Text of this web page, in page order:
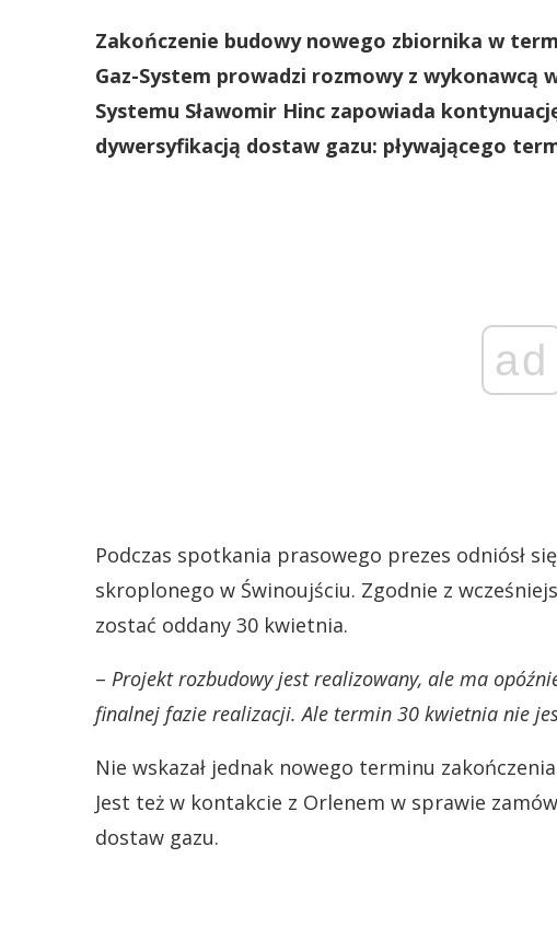
Zakończenie budowy nowego zbiornika w
Gaz-System prowadzi rozmowy z wykonawcą
Systemu Sławomir Hinc zapowiada
dywersyfikacją dostaw gazu: pływającego
ad
Podczas spotkania prasowego prezes odniósł
skroplonego w Świnoujściu. Zgodnie z
zostać oddany 30 kwietnia.
– Projekt rozbudowy jest realizowany, ale ma
finalnej fazie realizacji. Ale termin 30 kwietnia nie
Nie wskazał jednak nowego terminu
Jest też w kontakcie z Orlenem w sprawie
dostaw gazu.